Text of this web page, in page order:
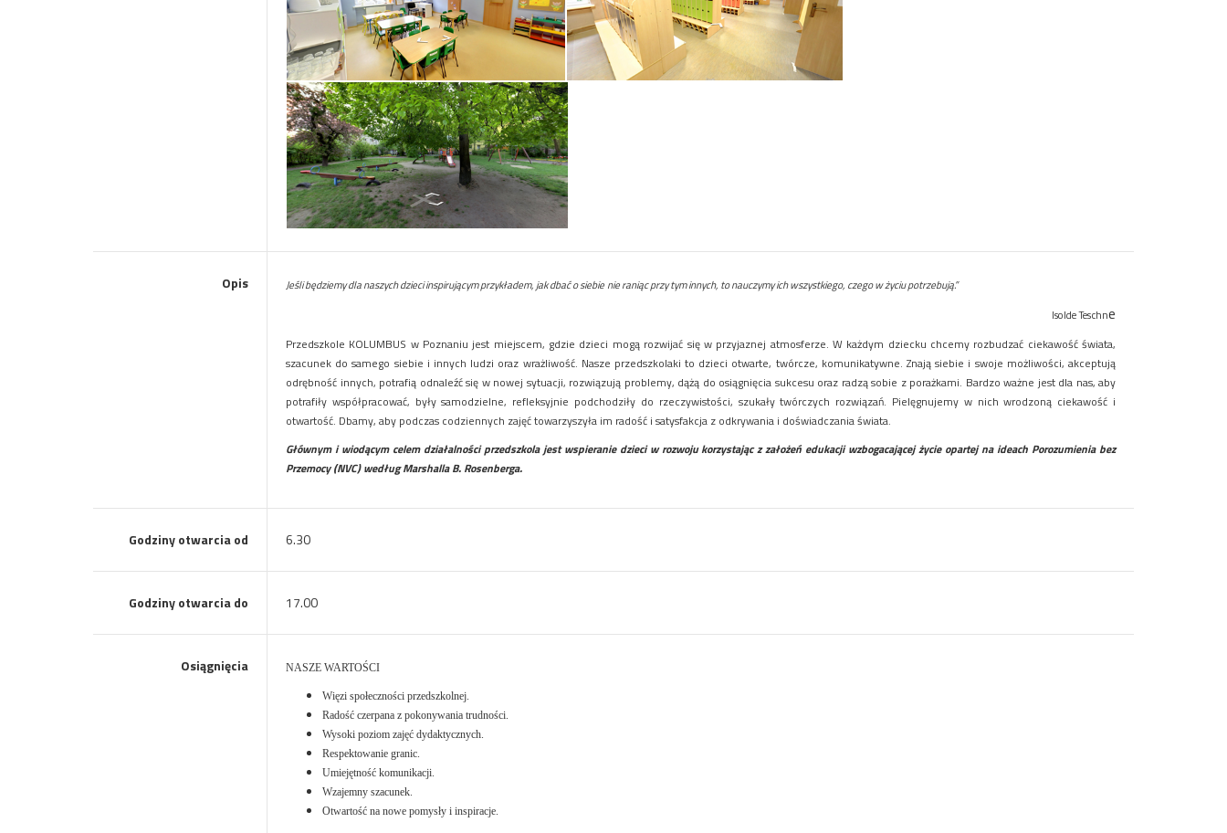
Opis Jeśli będziemy dla naszych dzieci inspirującym przykładem, jak dbać o siebie nie raniąc przy tym innych, to nauczymy ich wszystkiego, czego w życiu potrzebują.”
Isolde Teschne
Przedszkole KOLUMBUS w Poznaniu jest miejscem, gdzie dzieci mogą rozwijać się w przyjaznej atmosferze. W każdym dziecku chcemy rozbudzać ciekawość świata,
szacunek do samego siebie i innych ludzi oraz wrażliwość. Nasze przedszkolaki to dzieci otwarte, twórcze, komunikatywne. Znają siebie i swoje możliwości, akceptują
odrębność innych, potrafią odnaleźć się w nowej sytuacji, rozwiązują problemy, dążą do osiągnięcia sukcesu oraz radzą sobie z porażkami. Bardzo ważne jest dla nas, aby
potrafiły współpracować, były samodzielne, refleksyjnie podchodziły do rzeczywistości, szukały twórczych rozwiązań. Pielęgnujemy w nich wrodzoną ciekawość i
otwartość. Dbamy, aby podczas codziennych zajęć towarzyszyła im radość i satysfakcja z odkrywania i doświadczania świata.
Głównym i wiodącym celem działalności przedszkola jest wspieranie dzieci w rozwoju korzystając z założeń edukacji wzbogacającej życie opartej na ideach Porozumienia bez
Przemocy (NVC) według Marshalla B. Rosenberga.
Godziny otwarcia od 6.30
Godziny otwarcia do 17.00
Osiągnięcia NASZE WARTOŚCI
Więzi społeczności przedszkolnej.
Radość czerpana z pokonywania trudności.
Wysoki poziom zajęć dydaktycznych.
Respektowanie granic.
Umiejętność komunikacji.
Wzajemny szacunek.
Otwartość na nowe pomysły i inspiracje.